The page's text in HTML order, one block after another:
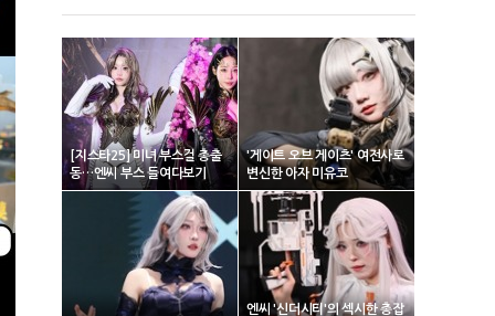
[지스타25] 미녀 부스걸 총출
동…엔씨 부스 들여다보기
'게이트 오브 게이츠' 여전사로
변신한 아자 미유코
엔씨 '신더시티'의 섹시한 총잡